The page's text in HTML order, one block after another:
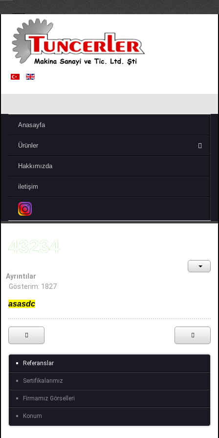
Anasayfa
Ürünler
Hakkımızda
iletişim
43234
Ayrıntılar
Gösterim: 1827
asasdc
Referanslar
Sertifikalarımız
Firmamız Görselleri
Konum